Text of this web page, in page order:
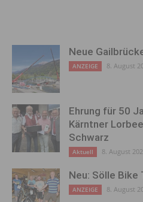
Neue
ANZEIGE 8. August
Ehrung für 50
Kärntner
Schwarz
Aktuell 8. August
Neu: Sölle Bike
ANZEIGE 8. August